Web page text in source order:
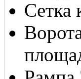
Сетка